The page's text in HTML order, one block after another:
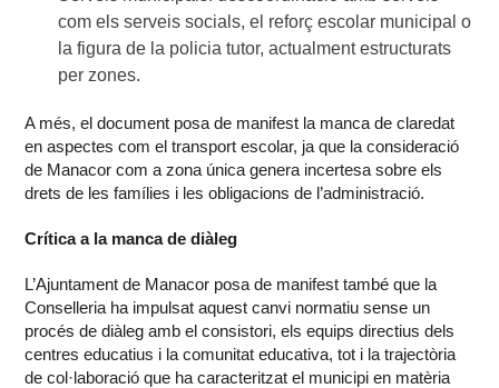
com els serveis socials, el reforç escolar municipal o
la figura de la policia tutor, actualment estructurats
per zones.
A més, el document posa de manifest la manca de claredat
en aspectes com el transport escolar, ja que la consideració
de Manacor com a zona única genera incertesa sobre els
drets de les famílies i les obligacions de l’administració.
Crítica a la manca de diàleg
L’Ajuntament de Manacor posa de manifest també que la
Conselleria ha impulsat aquest canvi normatiu sense un
procés de diàleg amb el consistori, els equips directius dels
centres educatius i la comunitat educativa, tot i la trajectòria
de col·laboració que ha caracteritzat el municipi en matèria